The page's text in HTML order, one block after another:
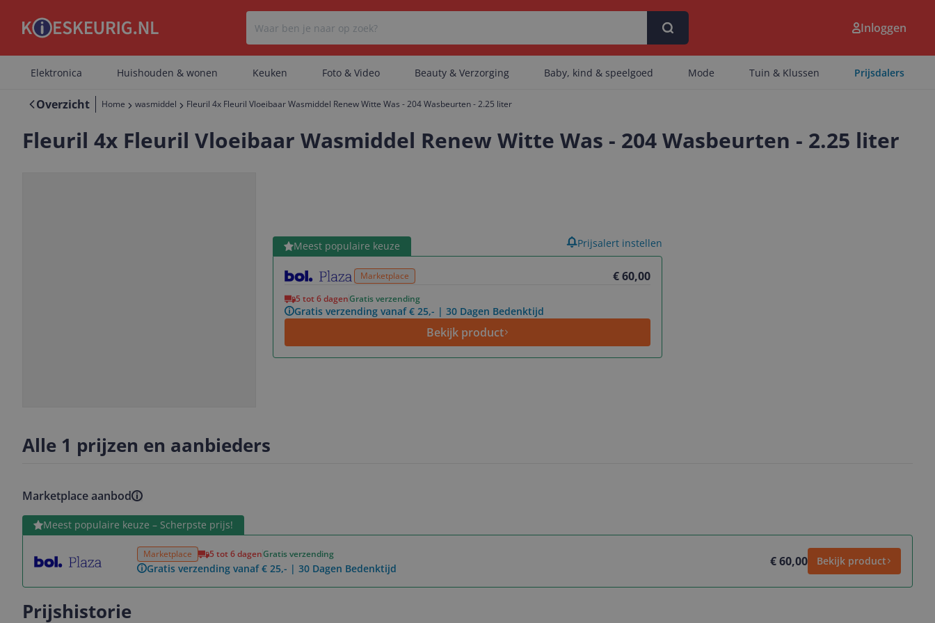
Er zijn geen categorieën gevonden.
Er zijn geen artikelen gevonden.
Inloggen
Elektronica Huishouden & wonen Keuken Foto & Video Beauty & Verzorging Baby, kind & speelgoed Mode Tuin & Klussen Prijsdalers
Overzicht Home wasmiddel Fleuril 4x Fleuril Vloeibaar Wasmiddel Renew Witte Was - 204 Wasbeurten - 2.25 liter
Fleuril 4x Fleuril Vloeibaar Wasmiddel Renew Witte Was - 204 Wasbeurten - 2.25 liter
Meest populaire keuze
Marketplace € 60,00
5 tot 6 dagenGratis verzending
Gratis verzending vanaf € 25,- | 30 Dagen Bedenktijd
Bekijk product
Bekijk product Prijsalert instellen
Alle 1 prijzen en aanbieders
Marketplace aanbod
Meest populaire keuze – Scherpste prijs!
Marketplace 5 tot 6 dagenGratis verzending
Gratis verzending vanaf € 25,- | 30 Dagen Bedenktijd € 60,00 Bekijk product
Bekijk product
Prijshistorie